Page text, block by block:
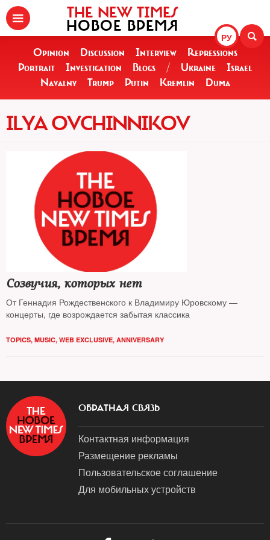
РУ
THE NEW TIMES
НОВОЕ ВРЕМЯ
Opinion Discussion Interview
Repressions
Portrait
Investigation Blogs / Ukraine
Israel
Navalny
Trump Putin Kremlin Duma
ILYA OVCHINNIKOV
Созвучия, которых нет
От Геннадия Рождественского к Владимиру Юровскому —
концерты, где возрождается забытая классика
TOPICS, MUSIC, WEB EXCLUSIVE, ANNIVERSARY
ОБРАТНАЯ СВЯЗЬ
Контактная информация
Размещение рекламы
Пользовательское соглашение
Для мобильных устройств